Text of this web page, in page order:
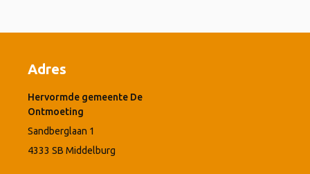
Adres
Hervormde gemeente De
Ontmoeting
Sandberglaan 1
4333 SB Middelburg